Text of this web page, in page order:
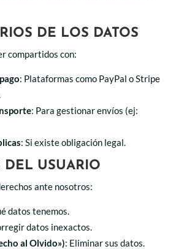
DE LOS DATOS
compartidos con:
: Plataformas como PayPal o Stripe
: Para gestionar envíos (ej:
: Si existe obligación legal.
DEL USUARIO
ante nosotros:
datos tenemos.
datos inexactos.
al Olvido»): Eliminar sus datos.